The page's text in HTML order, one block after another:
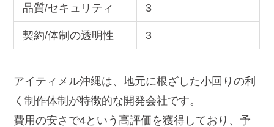
品質/セキュリティ 3
契約/体制の透明性 3
アイティメル沖縄は、地元に根ざした小回りの利
く制作体制が特徴的な開発会社です。
費用の安さで4という高評価を獲得しており、予